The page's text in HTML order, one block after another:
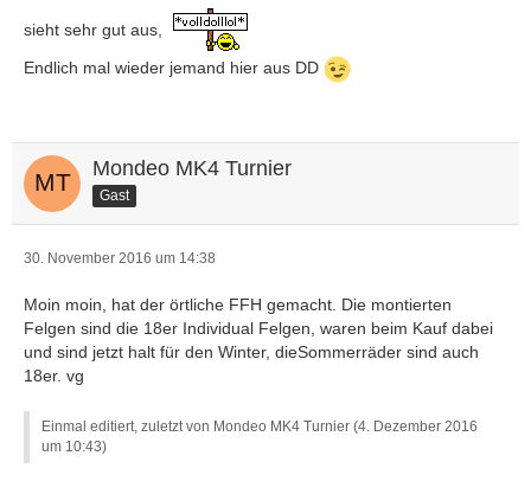
sieht sehr gut aus,
Endlich mal wieder jemand hier aus DD
Mondeo MK4 Turnier
Gast
30. November 2016 um 14:38
Moin moin, hat der örtliche FFH gemacht. Die montierten
Felgen sind die 18er Individual Felgen, waren beim Kauf dabei
und sind jetzt halt für den Winter, dieSommerräder sind auch
18er. vg
Einmal editiert, zuletzt von Mondeo MK4 Turnier (4. Dezember 2016
um 10:43)